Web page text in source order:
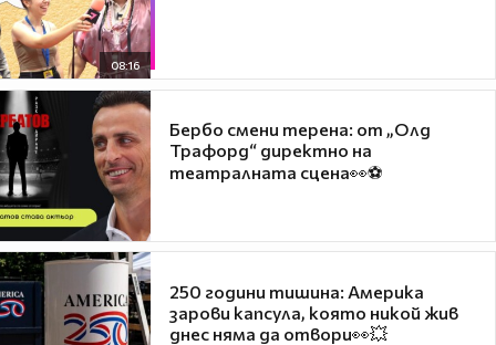
08:16
Бербо смени терена: от „Олд
Трафорд“ директно на
театралната сцена👀⚽
250 години тишина: Америка
зарови капсула, която никой жив
днес няма да отвори👀💥